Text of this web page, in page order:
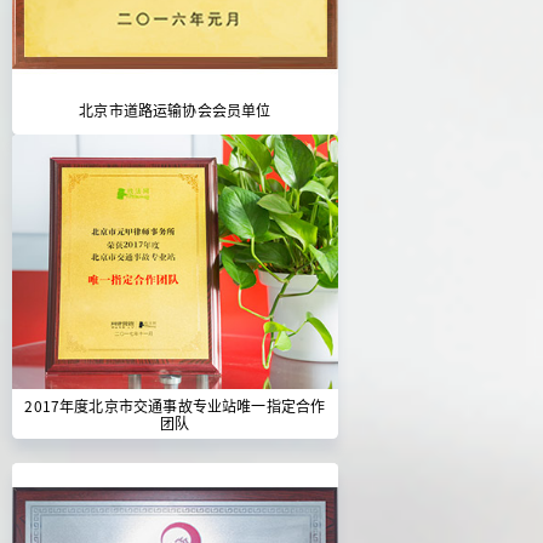
北京市道路运输协会会员单位
2017年度北京市交通事故专业站唯一指定合作
团队